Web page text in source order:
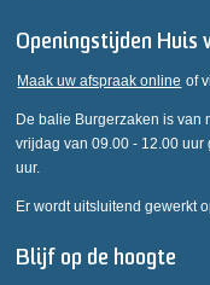
Openingstijden
Maak uw afspraak online of
De balie Burgerzaken is van
vrijdag van 09.00 - 12.00
uur.
Er wordt uitsluitend gewerkt
Blijf op de hoogte